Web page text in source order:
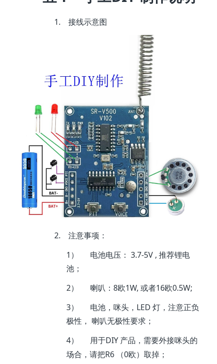
1. 接线示意图
2. 注意事项：
1） 电池电压： 3.7-5V , 推荐锂电
池；
2） 喇叭： 8欧1W, 或者16欧0.5W;
3）
电池，咪头， LED 灯，注意正负
极性，
喇叭无极性要求；
4） 用于DIY 产品，需要外接咪头的
场合，请把R6 （0欧）取掉；